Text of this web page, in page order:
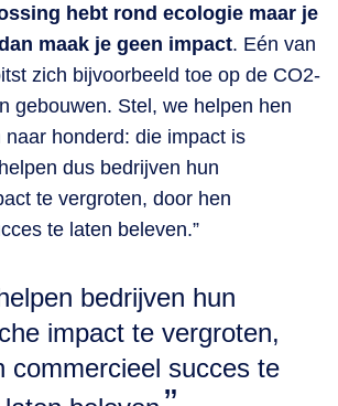
hebt rond ecologie maar je
maak je geen impact. Eén van
zich bijvoorbeeld toe op de CO2-
gebouwen. Stel, we helpen hen
honderd: die impact is
dus bedrijven hun
te vergroten, door hen
te laten beleven.”
bedrijven hun
impact te vergroten,
commercieel succes te